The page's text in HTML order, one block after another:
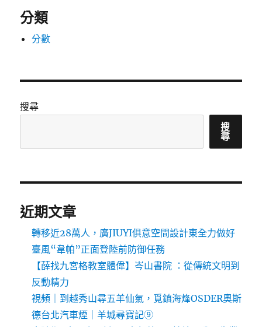
分類
分數
搜尋
搜
尋
近期文章
轉移近28萬人，廣JIUYI俱意空間設計東全力做好
臺風“韋帕”正面登陸前防御任務
【薛找九宮格教室體偉】岑山書院 ：從傳統文明到
反動精力
視頻｜到越秀山尋五羊仙氣，覓鎮海烽OSDER奧斯
德台北汽車煙｜羊城尋寶記⑨